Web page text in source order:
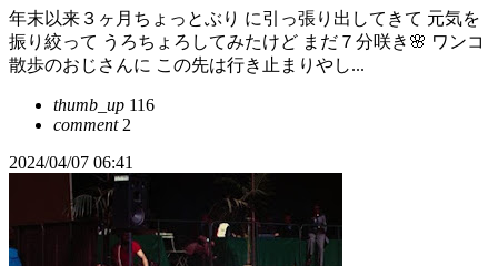
年末以来３ヶ月ちょっとぶり に引っ張り出してきて 元気を
振り絞って うろちょろしてみたけど まだ７分咲き🌸 ワンコ
散歩のおじさんに この先は行き止まりやし...
thumb_up 116
comment2
2024/04/07 06:41